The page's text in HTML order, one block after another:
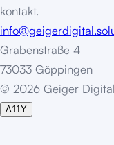
kontakt.
Grabenstraße 4
73033 Göppingen
© 2026 Geiger Digital
A11Y